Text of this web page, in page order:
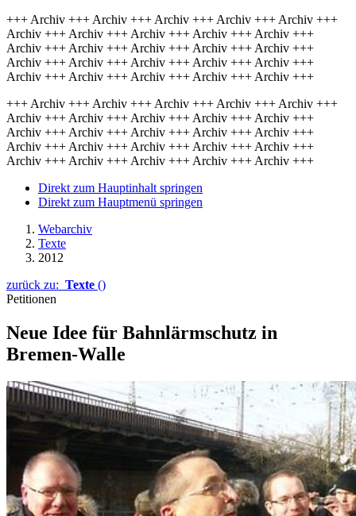
+++ Archiv +++ Archiv +++ Archiv +++ Archiv +++ Archiv +++
Archiv +++ Archiv +++ Archiv +++ Archiv +++ Archiv +++
Archiv +++ Archiv +++ Archiv +++ Archiv +++ Archiv +++
Archiv +++ Archiv +++ Archiv +++ Archiv +++ Archiv +++
Archiv +++ Archiv +++ Archiv +++ Archiv +++ Archiv +++
+++ Archiv +++ Archiv +++ Archiv +++ Archiv +++ Archiv +++
Archiv +++ Archiv +++ Archiv +++ Archiv +++ Archiv +++
Archiv +++ Archiv +++ Archiv +++ Archiv +++ Archiv +++
Archiv +++ Archiv +++ Archiv +++ Archiv +++ Archiv +++
Archiv +++ Archiv +++ Archiv +++ Archiv +++ Archiv +++
Direkt zum Hauptinhalt springen
Direkt zum Hauptmenü springen
Webarchiv
Texte
2012
zurück zu: Texte ()
Petitionen
Neue Idee für Bahnlärmschutz in
Bremen-Walle